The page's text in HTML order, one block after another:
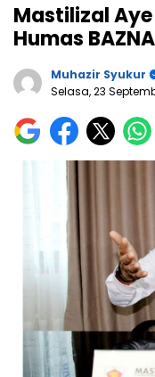
Mastilizal
Humas
Muhazir Syukur
Selasa, 23